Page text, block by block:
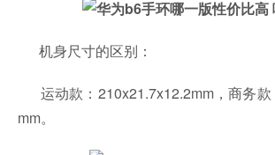
机身尺寸的区别：
运动款：210x21.7x12.2mm，商务款
mm。